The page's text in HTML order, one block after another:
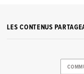
LES CONTENUS